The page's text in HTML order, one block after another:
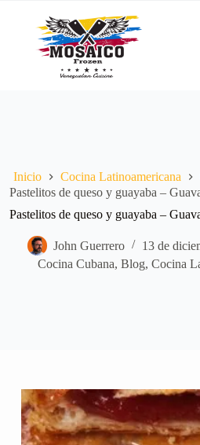
contenido
Inicio Cocina Latinoamericana
Pastelitos de queso y guayaba –
Pastelitos de queso y guayaba –
John Guerrero
13 de
Cocina Cubana, Blog, Cocina